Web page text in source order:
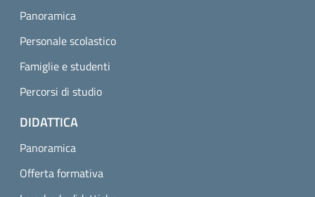
Panoramica
Personale scolastico
Famiglie e studenti
Percorsi di studio
DIDATTICA
Panoramica
Offerta formativa